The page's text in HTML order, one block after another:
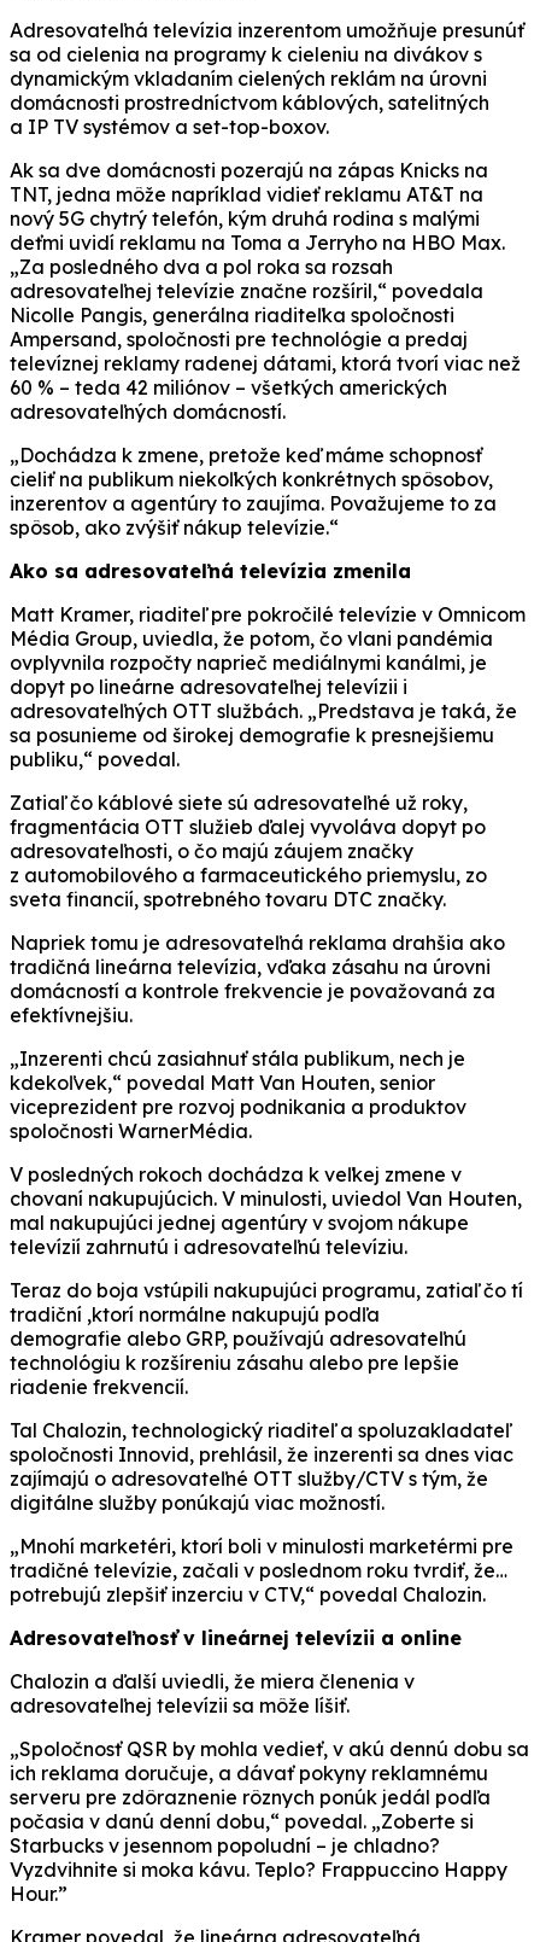
Adresovateľná televízia inzerentom umožňuje presunúť
sa od cielenia na programy k cieleniu na divákov s
dynamickým vkladaním cielených reklám na úrovni
domácnosti prostredníctvom káblových, satelitných
a IP TV systémov a set-top-boxov.
Ak sa dve domácnosti pozerajú na zápas Knicks na
TNT, jedna môže napríklad vidieť reklamu AT&T na
nový 5G chytrý telefón, kým druhá rodina s malými
deťmi uvidí reklamu na Toma a Jerryho na HBO Max.
„Za posledného dva a pol roka sa rozsah
adresovateľnej televízie značne rozšíril,“ povedala
Nicolle Pangis, generálna riaditeľka spoločnosti
Ampersand, spoločnosti pre technológie a predaj
televíznej reklamy radenej dátami, ktorá tvorí viac než
60 % – teda 42 miliónov – všetkých amerických
adresovateľných domácností.
„Dochádza k zmene, pretože keď máme schopnosť
cieliť na publikum niekoľkých konkrétnych spôsobov,
inzerentov a agentúry to zaujíma. Považujeme to za
spôsob, ako zvýšiť nákup televízie.“
Ako sa adresovateľná televízia zmenila
Matt Kramer, riaditeľ pre pokročilé televízie v Omnicom
Média Group, uviedla, že potom, čo vlani pandémia
ovplyvnila rozpočty naprieč mediálnymi kanálmi, je
dopyt po lineárne adresovateľnej televízii i
adresovateľných OTT službách. „Predstava je taká, že
sa posunieme od širokej demografie k presnejšiemu
publiku,“ povedal.
Zatiaľ čo káblové siete sú adresovateľné už roky,
fragmentácia OTT služieb ďalej vyvoláva dopyt po
adresovateľnosti, o čo majú záujem značky
z automobilového a farmaceutického priemyslu, zo
sveta financií, spotrebného tovaru DTC značky.
Napriek tomu je adresovateľná reklama drahšia ako
tradičná lineárna televízia, vďaka zásahu na úrovni
domácností a kontrole frekvencie je považovaná za
efektívnejšiu.
„Inzerenti chcú zasiahnuť stála publikum, nech je
kdekoľvek,“ povedal Matt Van Houten, senior
viceprezident pre rozvoj podnikania a produktov
spoločnosti WarnerMédia.
V posledných rokoch dochádza k veľkej zmene v
chovaní nakupujúcich. V minulosti, uviedol Van Houten,
mal nakupujúci jednej agentúry v svojom nákupe
televízií zahrnutú i adresovateľnú televíziu.
Teraz do boja vstúpili nakupujúci programu, zatiaľ čo tí
tradiční ,ktorí normálne nakupujú podľa
demografie alebo GRP, používajú adresovateľnú
technológiu k rozšíreniu zásahu alebo pre lepšie
riadenie frekvencií.
Tal Chalozin, technologický riaditeľ a spoluzakladateľ
spoločnosti Innovid, prehlásil, že inzerenti sa dnes viac
zajímajú o adresovateľné OTT služby/CTV s tým, že
digitálne služby ponúkajú viac možností.
„Mnohí marketéri, ktorí boli v minulosti marketérmi pre
tradičné televízie, začali v poslednom roku tvrdiť, že…
potrebujú zlepšiť inzerciu v CTV,“ povedal Chalozin.
Adresovateľnosť v lineárnej televízii a online
Chalozin a ďalší uviedli, že miera členenia v
adresovateľnej televízii sa môže líšiť.
„Spoločnosť QSR by mohla vedieť, v akú dennú dobu sa
ich reklama doručuje, a dávať pokyny reklamnému
serveru pre zdôraznenie rôznych ponúk jedál podľa
počasia v danú denní dobu,“ povedal. „Zoberte si
Starbucks v jesennom popoludní – je chladno?
Vyzdvihnite si moka kávu. Teplo? Frappuccino Happy
Hour.”
Kramer povedal, že lineárna adresovateľná